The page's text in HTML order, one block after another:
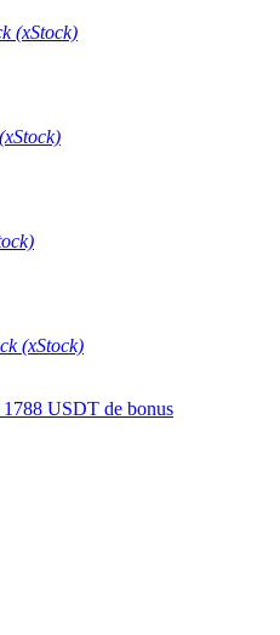
des jetons populaires
(xStock)
(xStock)
1788 USDT de bonus